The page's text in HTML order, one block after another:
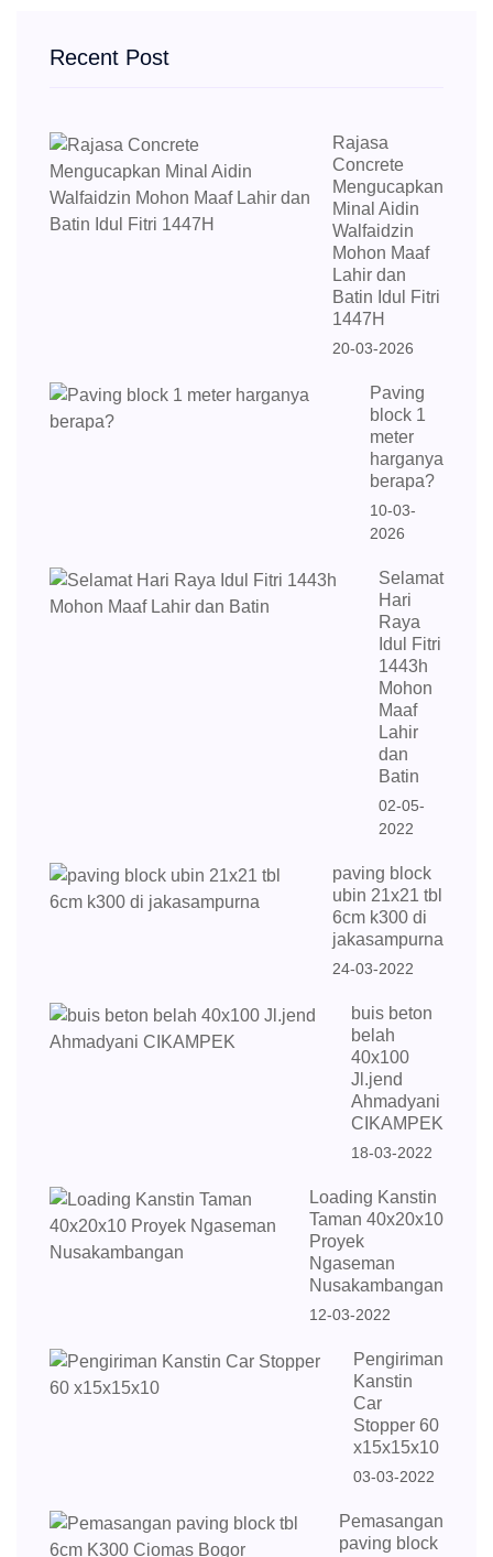
Recent Post
Rajasa
Concrete
Mengucapkan
Minal Aidin
Walfaidzin
Mohon Maaf
Lahir dan
Batin Idul Fitri
1447H
20-03-2026
Paving
block 1
meter
harganya
berapa?
10-03-
2026
Selamat
Hari
Raya
Idul Fitri
1443h
Mohon
Maaf
Lahir
dan
Batin
02-05-
2022
paving block
ubin 21x21 tbl
6cm k300 di
jakasampurna
24-03-2022
buis beton
belah
40x100
Jl.jend
Ahmadyani
CIKAMPEK
18-03-2022
Loading Kanstin
Taman 40x20x10
Proyek
Ngaseman
Nusakambangan
12-03-2022
Pengiriman
Kanstin
Car
Stopper 60
x15x15x10
03-03-2022
Pemasangan
paving block